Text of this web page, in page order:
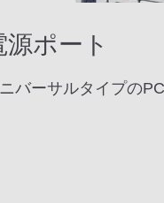
源ポート
バーサルタイプの